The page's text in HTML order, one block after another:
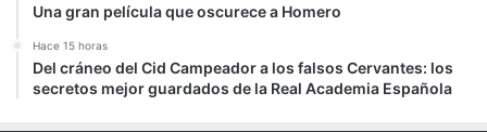
Una gran película que oscurece a Homero
Hace 15 horas
Del cráneo del Cid Campeador a los falsos Cervantes: los
secretos mejor guardados de la Real Academia Española